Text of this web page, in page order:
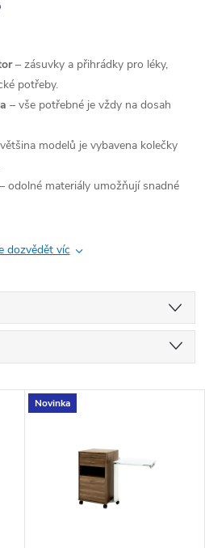
– zásuvky a přihrádky pro léky,
potřeby.
– vše potřebné je vždy na dosah
modelů je vybavena kolečky
– odolné materiály umožňují snadné
dozvědět víc
Novinka